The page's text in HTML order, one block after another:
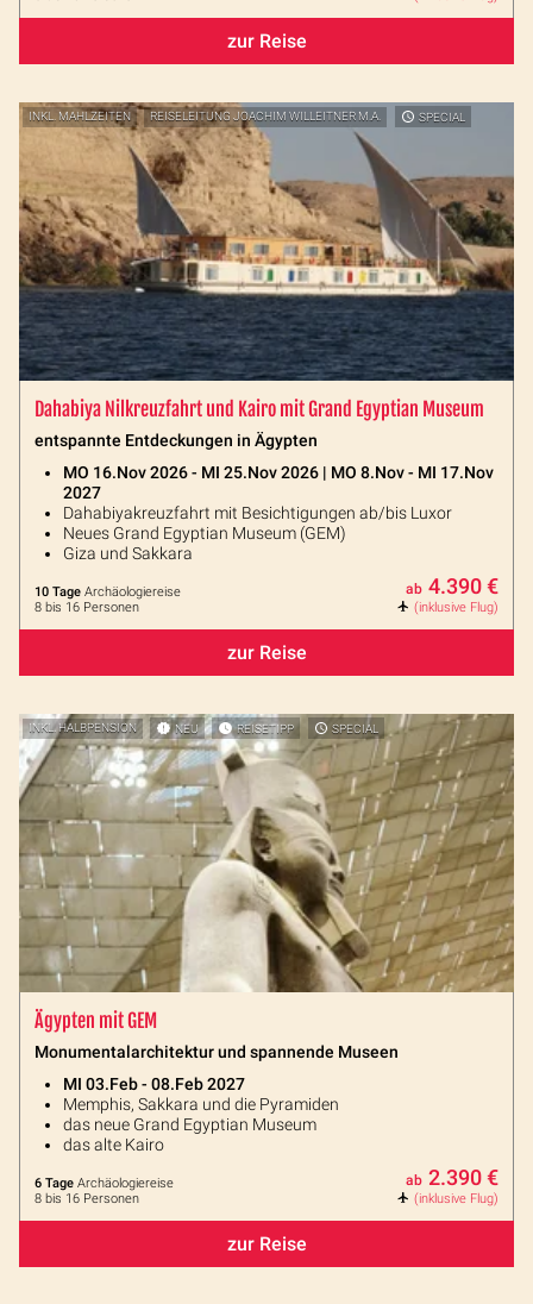
zur Reise
INKL. MAHLZEITEN REISELEITUNG JOACHIM WILLEITNER M.A. SPECIAL
Dahabiya Nilkreuzfahrt und Kairo mit Grand Egyptian Museum
entspannte Entdeckungen in Ägypten
MO 16.Nov 2026 - MI 25.Nov 2026 | MO 8.Nov - MI 17.Nov
2027
Dahabiyakreuzfahrt mit Besichtigungen ab/bis Luxor
Neues Grand Egyptian Museum (GEM)
Giza und Sakkara
10 Tage Archäologiereise
8 bis 16 Personen
ab 4.390 €
(inklusive Flug)
zur Reise
INKL. HALBPENSION NEU REISETIPP SPECIAL
Ägypten mit GEM
Monumentalarchitektur und spannende Museen
MI 03.Feb - 08.Feb 2027
Memphis, Sakkara und die Pyramiden
das neue Grand Egyptian Museum
das alte Kairo
6 Tage Archäologiereise
8 bis 16 Personen
ab 2.390 €
(inklusive Flug)
zur Reise